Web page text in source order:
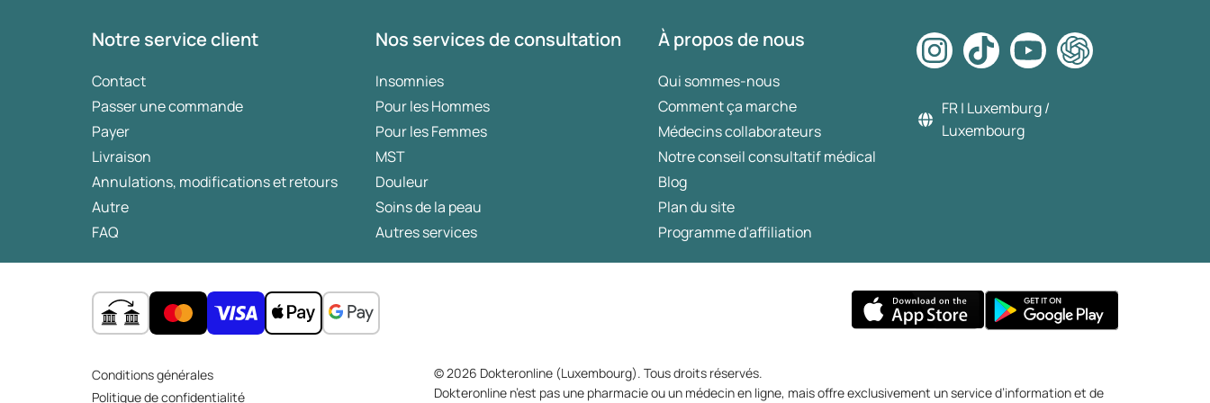
Notre service client
Contact
Passer une commande
Payer
Livraison
Annulations, modifications et retours
Autre
FAQ
Nos services de consultation
Insomnies
Pour les Hommes
Pour les Femmes
MST
Douleur
Soins de la peau
Autres services
À propos de nous
Qui sommes-nous
Comment ça marche
Médecins collaborateurs
Notre conseil consultatif médical
Blog
Plan du site
Programme d'affiliation
FR | Luxemburg /
Luxembourg
Conditions générales
Politique de confidentialité
© 2026 Dokteronline (Luxembourg). Tous droits réservés.
Dokteronline n’est pas une pharmacie ou un médecin en ligne, mais offre exclusivement un service d’information et de